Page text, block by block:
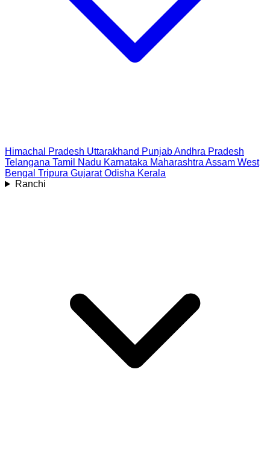
Himachal Pradesh Uttarakhand PunjabAndhra Pradesh
Telangana Tamil Nadu Karnataka Maharashtra Assam West
Bengal Tripura Gujarat Odisha Kerala
Ranchi